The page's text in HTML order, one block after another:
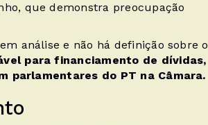
que demonstra preocupação
análise e não há definição sobre o
para financiamento de dívidas,
parlamentares do PT na Câmara.